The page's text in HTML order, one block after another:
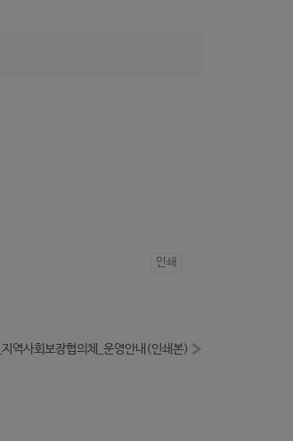
인쇄
역사회보장협의체_운영안내(인쇄본) »